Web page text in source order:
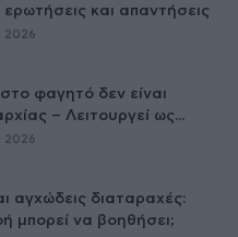
ερωτήσεις και απαντήσεις
2026
φαγητό δεν είναι
– Λειτουργεί ως...
2026
αγχώδεις διαταραχές:
μπορεί να βοηθήσει;